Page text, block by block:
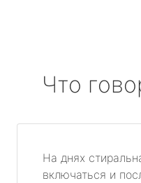
Что
На днях
включаться и